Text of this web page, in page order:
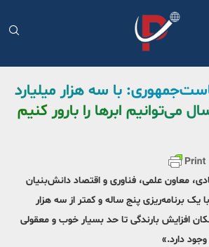
با سه هزار میلیارد
می‌توانیم ابرها را بارور کنیم
معاون علمی، فناوری و اقتصاد دانش‌بنیان
برنامه‌ریزی پنج ساله و کمتر از سه هزار
افزایش بارندگی تا حد بسیار خوب و معقولی
دارد.»